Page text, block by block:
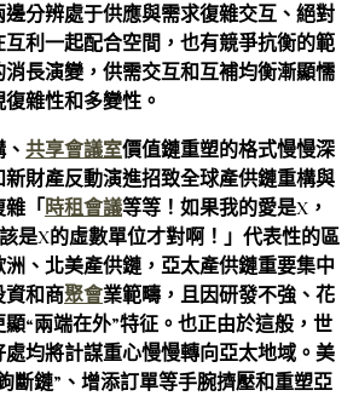
分辨處于供應與需求復雜交互、絕對
利一起配合空間，也有競爭抗衡的範
長演變，供需交互和互補均衡漸顯懦
雜性和多變性。
共享會議室價值鏈重塑的格式慢慢深
財產反動演進招致全球產供鏈重構與
雜「時租會議等等！如果我的愛是X，
是X的虛數單位才對啊！」代表性的區
、北美產供鏈，亞太產供鏈重要集中
資和商聚會業範疇，且因研發不強、花
顯“兩端在外”特征。也正由於這般，世
均將計謀重心慢慢轉向亞太地域。美
斷鏈”、增添訂單等手腕擠壓和重塑亞